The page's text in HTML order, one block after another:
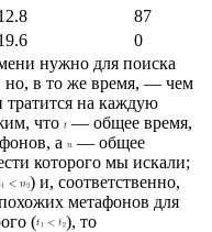
87
0
нужно для поиска
но, в то же время, — чем
тратится на каждую
что
— общее время,
а
— общее
которого мы искали;
) и, соответственно,
метафонов для
(
), то